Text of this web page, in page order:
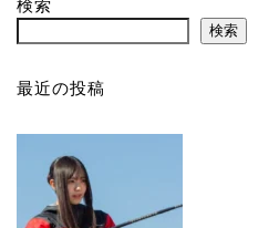
検索
検索
最近の投稿